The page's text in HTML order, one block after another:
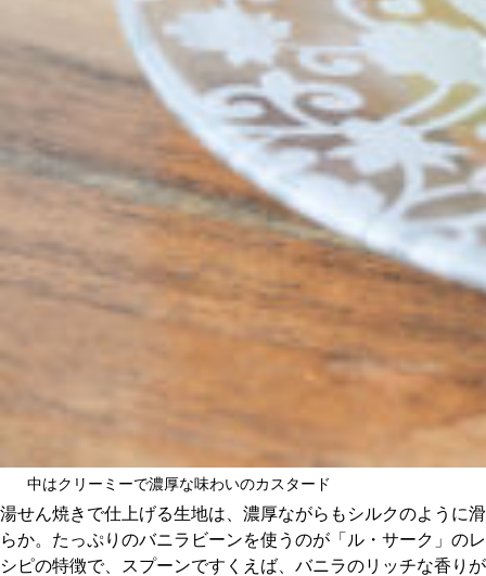
中はクリーミーで濃厚な味わいのカスタード
湯せん焼きで仕上げる生地は、濃厚ながらもシルクのように滑
らか。たっぷりのバニラビーンを使うのが「ル・サーク」のレ
シピの特徴で、スプーンですくえば、バニラのリッチな香りが